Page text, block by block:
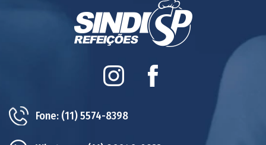
Instagram Facebook
Fone: (11) 5574-8398